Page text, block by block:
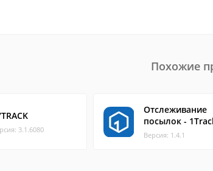
Похожие
3.1.6080
Отслеживание
посылок -
Версия: 1.4.1